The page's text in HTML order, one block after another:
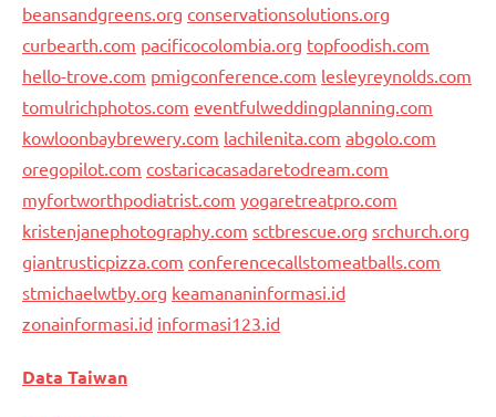
beansandgreens.org conservationsolutions.org
curbearth.com pacificocolombia.org topfoodish.com
hello-trove.com pmigconference.com lesleyreynolds.com
tomulrichphotos.com eventfulweddingplanning.com
kowloonbaybrewery.com lachilenita.com abgolo.com
oregopilot.com costaricacasadaretodream.com
myfortworthpodiatrist.com yogaretreatpro.com
kristenjanephotography.com sctbrescue.org srchurch.org
giantrusticpizza.com conferencecallstomeatballs.com
stmichaelwtby.org keamananinformasi.id
zonainformasi.id informasi123.id
Data Taiwan